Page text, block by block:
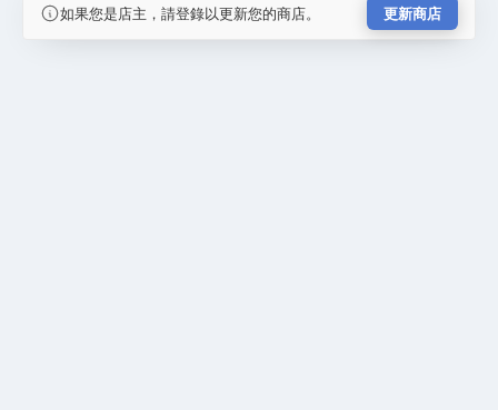
如果您是店主，請登錄以更新您的商店。 更新商店